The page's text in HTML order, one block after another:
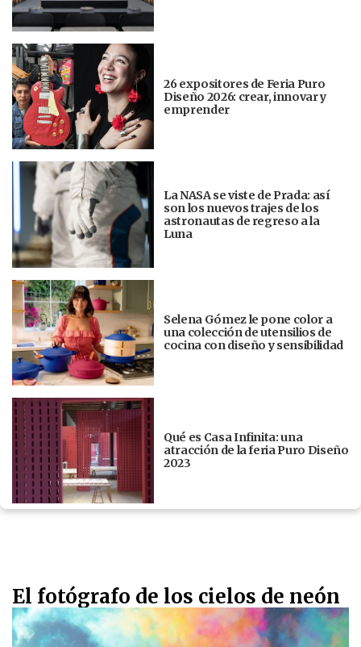
26 expositores de Feria Puro
Diseño 2026: crear, innovar y
emprender
La NASA se viste de Prada: así
son los nuevos trajes de los
astronautas de regreso a la
Luna
Selena Gómez le pone color a
una colección de utensilios de
cocina con diseño y sensibilidad
Qué es Casa Infinita: una
atracción de la feria Puro Diseño
2023
El fotógrafo de los cielos de neón